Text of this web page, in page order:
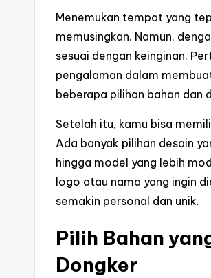
Menemukan tempat yang
memusingkan. Namun,
sesuai dengan keinginan.
pengalaman dalam
beberapa pilihan bahan dan
Setelah itu, kamu bisa
Ada banyak pilihan desain
hingga model yang lebih
logo atau nama yang ingin
semakin personal dan unik.
Pilih Bahan
Dongker